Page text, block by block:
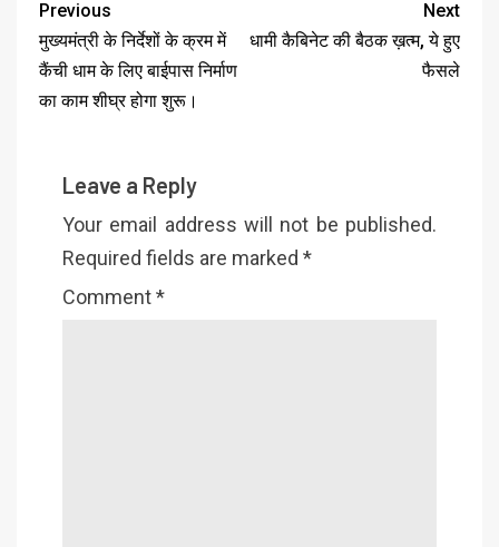
Previous
मुख्यमंत्री के निर्देशों के क्रम में
कैंची धाम के लिए बाईपास निर्माण
का काम शीघ्र होगा शुरू।
Next
धामी कैबिनेट की बैठक ख़त्म, ये हुए
फैसले
Leave a Reply
Your email address will not be published.
Required fields are marked *
Comment*